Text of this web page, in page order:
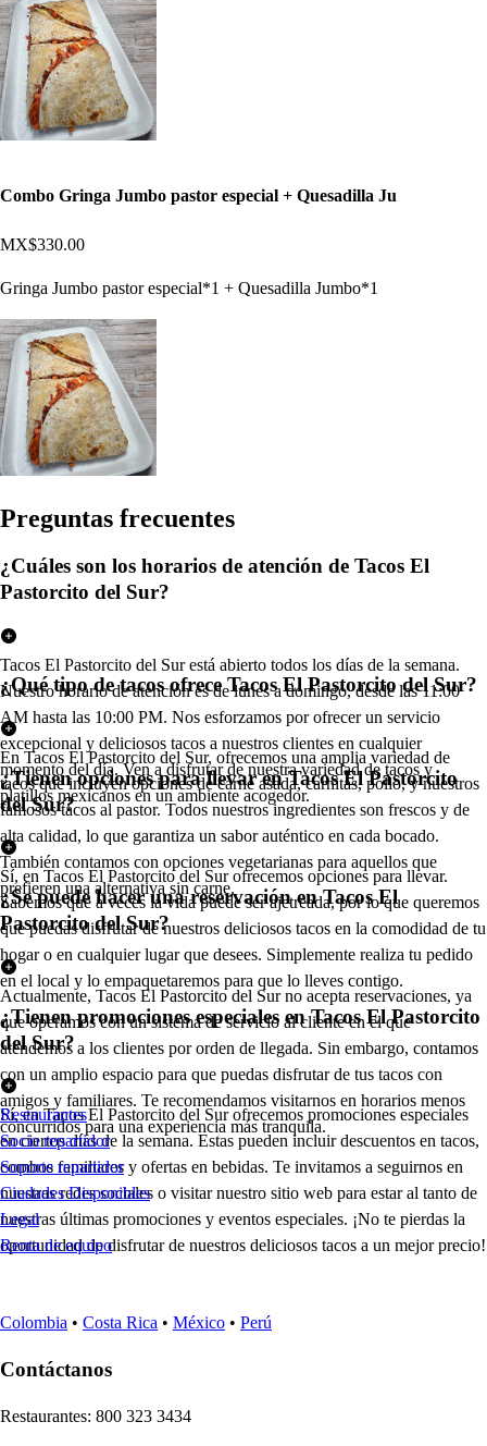
Combo Gringa Jumbo pastor especial + Quesadilla Ju
MX$330.00
Gringa Jumbo pastor especial*1 + Quesadilla Jumbo*1
Preguntas frecuentes
¿Cuáles son los horarios de atención de Tacos El
Pastorcito del Sur?
Tacos El Pastorcito del Sur está abierto todos los días de la semana.
Nuestro horario de atención es de lunes a domingo, desde las 11:00
AM hasta las 10:00 PM. Nos esforzamos por ofrecer un servicio
excepcional y deliciosos tacos a nuestros clientes en cualquier
momento del día. Ven a disfrutar de nuestra variedad de tacos y
platillos mexicanos en un ambiente acogedor.
¿Qué tipo de tacos ofrece Tacos El Pastorcito del Sur?
En Tacos El Pastorcito del Sur, ofrecemos una amplia variedad de
tacos que incluyen opciones de carne asada, carnitas, pollo, y nuestros
famosos tacos al pastor. Todos nuestros ingredientes son frescos y de
alta calidad, lo que garantiza un sabor auténtico en cada bocado.
También contamos con opciones vegetarianas para aquellos que
prefieren una alternativa sin carne.
¿Tienen opciones para llevar en Tacos El Pastorcito
del Sur?
Sí, en Tacos El Pastorcito del Sur ofrecemos opciones para llevar.
Sabemos que a veces la vida puede ser ajetreada, por lo que queremos
que puedas disfrutar de nuestros deliciosos tacos en la comodidad de tu
hogar o en cualquier lugar que desees. Simplemente realiza tu pedido
en el local y lo empaquetaremos para que lo lleves contigo.
¿Se puede hacer una reservación en Tacos El
Pastorcito del Sur?
Actualmente, Tacos El Pastorcito del Sur no acepta reservaciones, ya
que operamos con un sistema de servicio al cliente en el que
atendemos a los clientes por orden de llegada. Sin embargo, contamos
con un amplio espacio para que puedas disfrutar de tus tacos con
amigos y familiares. Te recomendamos visitarnos en horarios menos
concurridos para una experiencia más tranquila.
¿Tienen promociones especiales en Tacos El Pastorcito
del Sur?
Sí, en Tacos El Pastorcito del Sur ofrecemos promociones especiales
en ciertos días de la semana. Estas pueden incluir descuentos en tacos,
combos familiares y ofertas en bebidas. Te invitamos a seguirnos en
nuestras redes sociales o visitar nuestro sitio web para estar al tanto de
nuestras últimas promociones y eventos especiales. ¡No te pierdas la
oportunidad de disfrutar de nuestros deliciosos tacos a un mejor precio!
Restaurantes
Socio repartidor
Soporte repartidor
Ciudades Disponibles
Legal
Renta de equipo
Colombia • Costa Rica • México • Perú
Contáctanos
Restaurantes: 800 323 3434